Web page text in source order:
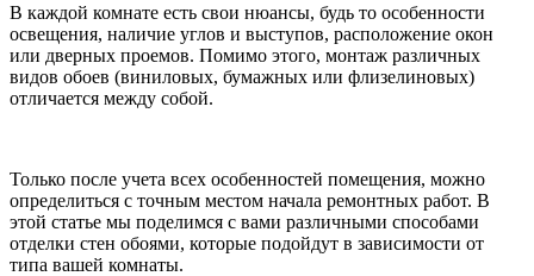
В каждой комнате есть свои нюансы, будь то особенности
освещения, наличие углов и выступов, расположение окон
или дверных проемов. Помимо этого, монтаж различных
видов обоев (виниловых, бумажных или флизелиновых)
отличается между собой.
Только после учета всех особенностей помещения, можно
определиться с точным местом начала ремонтных работ. В
этой статье мы поделимся с вами различными способами
отделки стен обоями, которые подойдут в зависимости от
типа вашей комнаты.